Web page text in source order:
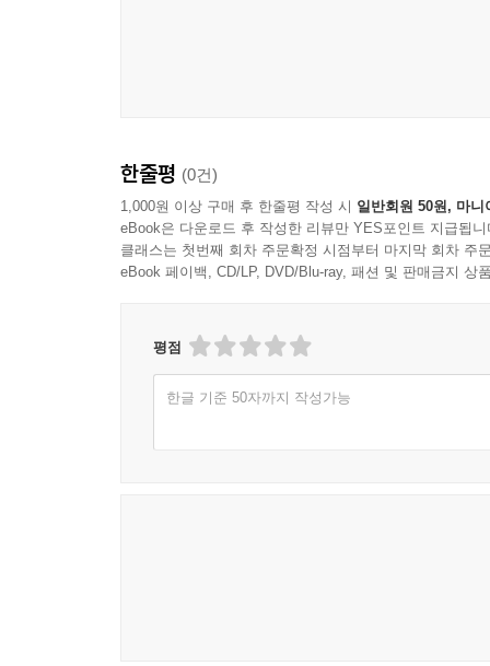
한줄평 (0건)
1,000원 이상 구매 후 한줄평 작성 시 일반회원 50원, 마니
eBook은 다운로드 후 작성한 리뷰만 YES포인트 지급됩니
클래스는 첫번째 회차 주문확정 시점부터 마지막 회차 주
eBook 페이백, CD/LP, DVD/Blu-ray, 패션 및 판매금지 상
평점
한글 기준 50자까지 작성가능